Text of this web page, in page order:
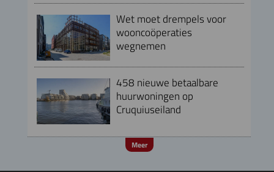
Wet moet drempels voor
wooncoöperaties
wegnemen
458 nieuwe betaalbare
huurwoningen op
Cruquiuseiland
Meer